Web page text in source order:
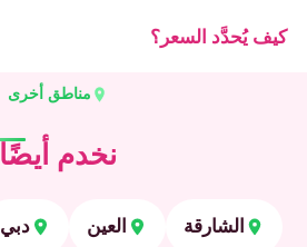
كيف يُحدَّد السعر؟
مناطق أخرى
نخدم أيضًا
الشارقة العين دبي